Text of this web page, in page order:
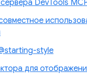
DevTools
style
для